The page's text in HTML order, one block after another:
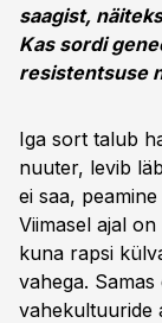
saagist,
Kas sordi
resistentsuse
Iga sort talub
nuuter, levib
ei saa,
Viimasel ajal
kuna rapsi
vahega.
vahekultuuride